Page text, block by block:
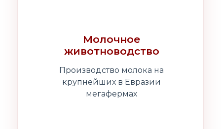
Молочное
животноводство
Производство молока на
крупнейших в Евразии
мегафермах